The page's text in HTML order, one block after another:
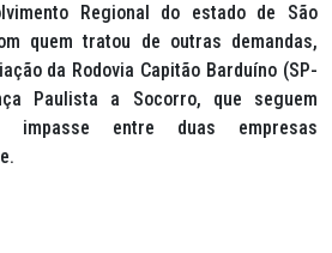
Regional do estado de São
quem tratou de outras demandas,
da Rodovia Capitão Barduíno (SP-
Paulista a Socorro, que seguem
impasse entre duas empresas